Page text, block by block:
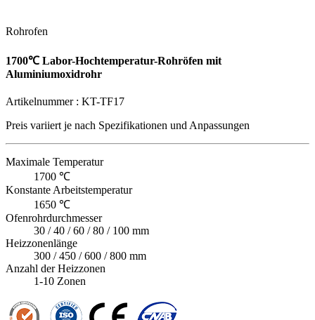
Rohrofen
1700℃ Labor-Hochtemperatur-Rohröfen mit
Aluminiumoxidrohr
Artikelnummer : KT-TF17
Preis variiert je nach Spezifikationen und Anpassungen
Maximale Temperatur
1700 ℃
Konstante Arbeitstemperatur
1650 ℃
Ofenrohrdurchmesser
30 / 40 / 60 / 80 / 100 mm
Heizzonenlänge
300 / 450 / 600 / 800 mm
Anzahl der Heizzonen
1-10 Zonen